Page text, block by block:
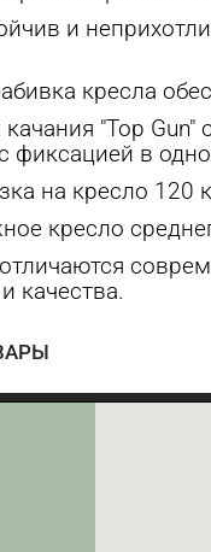
и
кресла
"Top
фиксацией в
на кресло 120
кресло
качества.